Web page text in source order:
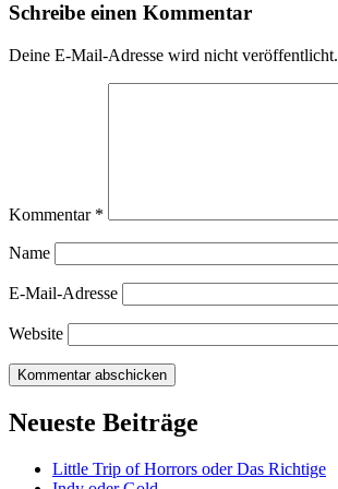
Schreibe einen Kommentar
Deine E-Mail-Adresse wird nicht veröffentlicht.
Kommentar *
Name
E-Mail-Adresse
Website
Neueste Beiträge
Little Trip of Horrors oder Das Richtige